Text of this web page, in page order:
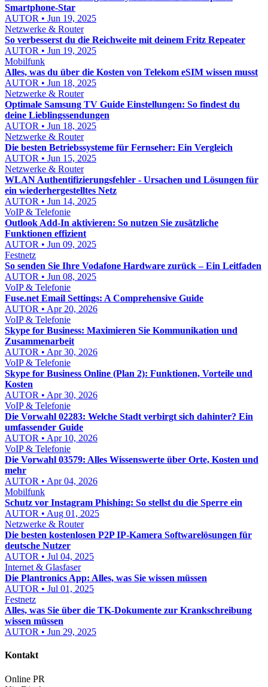
Smartphone-Star
AUTOR • Jun 19, 2025
Netzwerke & Router
So verbesserst du die Reichweite mit deinem Fritz Repeater
AUTOR • Jun 19, 2025
Mobilfunk
Alles, was du über die Kosten von Telekom eSIM wissen musst
AUTOR • Jun 18, 2025
Netzwerke & Router
Optimale Samsung TV Guide Einstellungen: So findest du
deine Lieblingssendungen
AUTOR • Jun 18, 2025
Netzwerke & Router
Die besten Betriebssysteme für Fernseher: Ein Vergleich
AUTOR • Jun 15, 2025
Netzwerke & Router
WLAN Authentifizierungsfehler - Ursachen und Lösungen für
ein wiederhergestelltes Netz
AUTOR • Jun 14, 2025
VoIP & Telefonie
Outlook Add-In aktivieren: So nutzen Sie zusätzliche
Funktionen effizient
AUTOR • Jun 09, 2025
Festnetz
So senden Sie Ihre Vodafone Hardware zurück – Ein Leitfaden
AUTOR • Jun 08, 2025
VoIP & Telefonie
Fuse.net Email Settings: A Comprehensive Guide
AUTOR • Apr 20, 2026
VoIP & Telefonie
Skype for Business: Maximieren Sie Kommunikation und
Zusammenarbeit
AUTOR • Apr 30, 2026
VoIP & Telefonie
Skype for Business Online (Plan 2): Funktionen, Vorteile und
Kosten
AUTOR • Apr 30, 2026
VoIP & Telefonie
Die Vorwahl 02283: Welche Stadt verbirgt sich dahinter? Ein
umfassender Guide
AUTOR • Apr 10, 2026
VoIP & Telefonie
Die Vorwahl 03579: Alles Wissenswerte über Orte, Kosten und
mehr
AUTOR • Apr 04, 2026
Mobilfunk
Schutz vor Instagram Phishing: So stellst du die Sperre ein
AUTOR • Aug 01, 2025
Netzwerke & Router
Die besten kostenlosen P2P IP-Kamera Softwarelösungen für
deutsche Nutzer
AUTOR • Jul 04, 2025
Internet & Glasfaser
Die Plantronics App: Alles, was Sie wissen müssen
AUTOR • Jul 01, 2025
Festnetz
Alles, was Sie über die TK-Dokumente zur Krankschreibung
wissen müssen
AUTOR • Jun 29, 2025
Kontakt
Online PR